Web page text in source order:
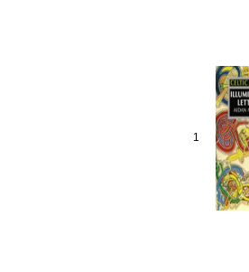
1